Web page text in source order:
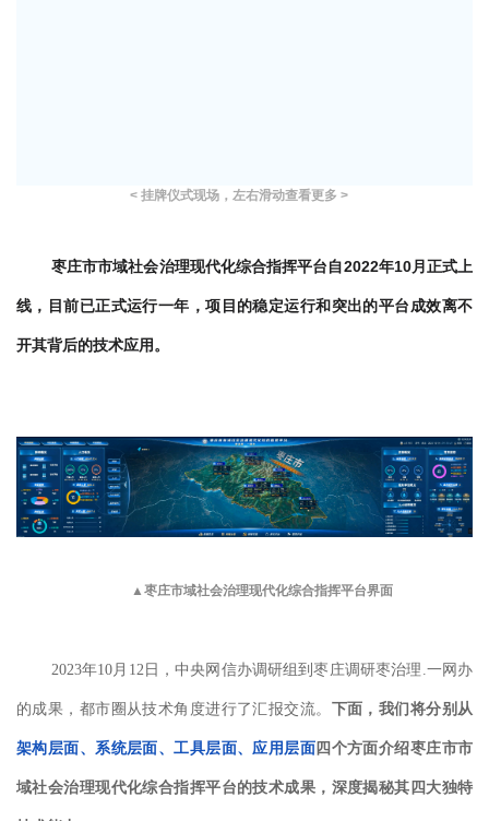
< 挂牌仪式现场，左右滑动查看更多 >
枣庄市市域社会治理现代化综合指挥平台自2022年10月正式上
线，目前已正式运行一年，项目的稳定运行和突出的平台成效离不
开其背后的技术应用。
▲枣庄市域社会治理现代化综合指挥平台界面
2023年10月12日，中央网信办调研组到枣庄调研枣治理.一网办
的成果，都市圈从技术角度进行了汇报交流。 下面，我们将分别从
架构层面、系统层面、工具层面、应用层面四个方面介绍枣庄市市
域社会治理现代化综合指挥平台的技术成果，深度揭秘其四大独特